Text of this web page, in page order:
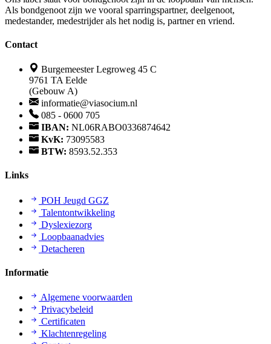
Als bondgenoot zijn we vooral sparringspartner, deelgenoot,
medestander, medestrijder als het nodig is, partner en vriend.
Contact
Burgemeester Legroweg 45 C
9761 TA Eelde
(Gebouw A)
informatie@viasocium.nl
085 - 0600 705
IBAN: NL06RABO0336874642
KvK: 73095583
BTW: 8593.52.353
Links
POH Jeugd GGZ
Talentontwikkeling
Dyslexiezorg
Loopbaanadvies
Detacheren
Informatie
Algemene voorwaarden
Privacybeleid
Certificaten
Klachtenregeling